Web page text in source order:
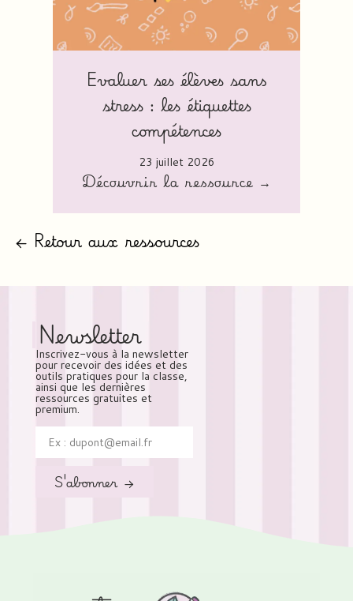
Evaluer ses élèves sans
stress : les étiquettes
compétences
23 juillet 2026
Découvrir la ressource →
← Retour aux ressources
Newsletter
Inscrivez-vous à la newsletter
pour recevoir des idées et des
outils pratiques pour la classe,
ainsi que les dernières
ressources gratuites et
premium.
S'abonner →